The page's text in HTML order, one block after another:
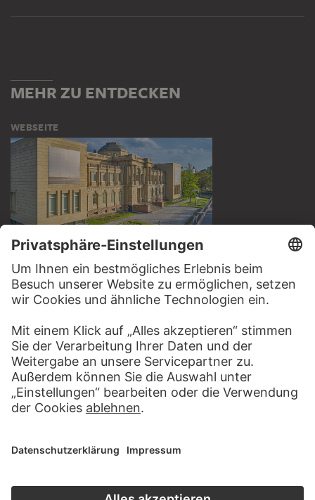
MEHR ZU ENTDECKEN
WEBSEITE
BESUCHEN SIE DAS
STÄDEL MUSEUM
ZUR WEBSEITE
KONTAKT
Haben Sie Anregungen, Fragen oder Informationen zu